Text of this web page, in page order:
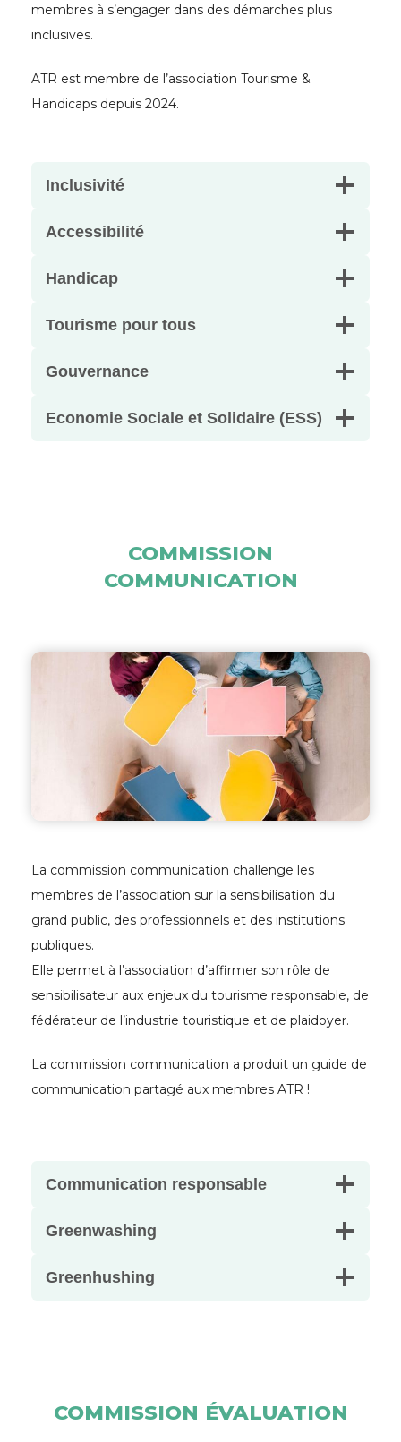
membres à s’engager dans des démarches plus
inclusives.
ATR est membre de l’association Tourisme &
Handicaps depuis 2024.
Inclusivité
Accessibilité
Handicap
Tourisme pour tous
Gouvernance
Economie Sociale et Solidaire (ESS)
COMMISSION
COMMUNICATION
La commission communication challenge les
membres de l’association sur la sensibilisation du
grand public, des professionnels et des institutions
publiques.
Elle permet à l’association d’affirmer son rôle de
sensibilisateur aux enjeux du tourisme responsable, de
fédérateur de l’industrie touristique et de plaidoyer.
La commission communication a produit un guide de
communication partagé aux membres ATR !
Communication responsable
Greenwashing
Greenhushing
COMMISSION ÉVALUATION